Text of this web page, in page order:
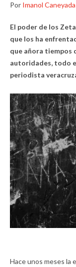
Por Imanol Caneyada
El poder de los
que los ha
que añora tiempos
autoridades, todo
periodista
Hace unos meses la